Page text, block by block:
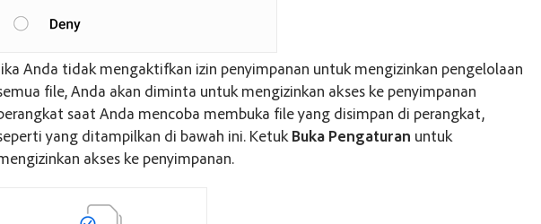
Anda tidak mengaktifkan izin penyimpanan untuk mengizinkan pengelolaan
file, Anda akan diminta untuk mengizinkan akses ke penyimpanan
saat Anda mencoba membuka file yang disimpan di perangkat,
yang ditampilkan di bawah ini. Ketuk Buka Pengaturan untuk
akses ke penyimpanan.